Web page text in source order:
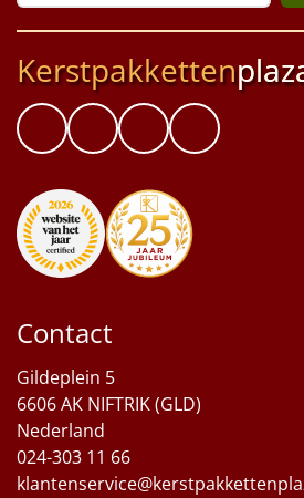
Kerstpakketten
Contact
Gildeplein 5
6606 AK NIFTRIK (GLD)
Nederland
024-303 11 66